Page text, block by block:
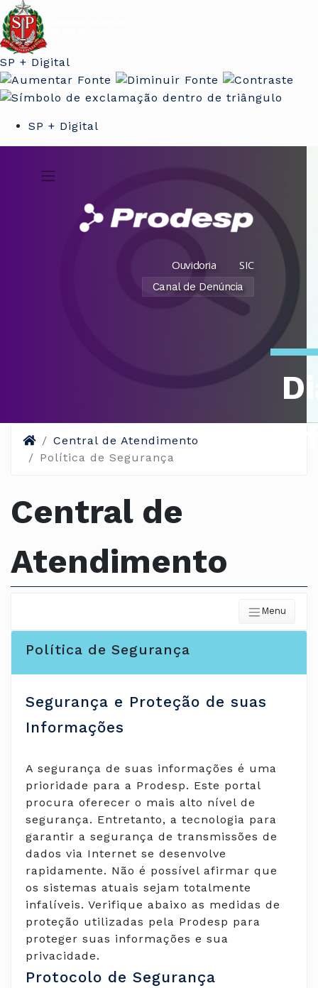
SP + Digital
SP + Digital
Ouvidoria SIC
Canal de Denúncia
Central de Atendimento
Política de Segurança
Central de
Atendimento
Menu
Política de Segurança
Segurança e Proteção de suas
Informações
A segurança de suas informações é uma
prioridade para a Prodesp. Este portal
procura oferecer o mais alto nível de
segurança. Entretanto, a tecnologia para
garantir a segurança de transmissões de
dados via Internet se desenvolve
rapidamente. Não é possível afirmar que
os sistemas atuais sejam totalmente
infalíveis. Verifique abaixo as medidas de
proteção utilizadas pela Prodesp para
proteger suas informações e sua
privacidade.
Protocolo de Segurança